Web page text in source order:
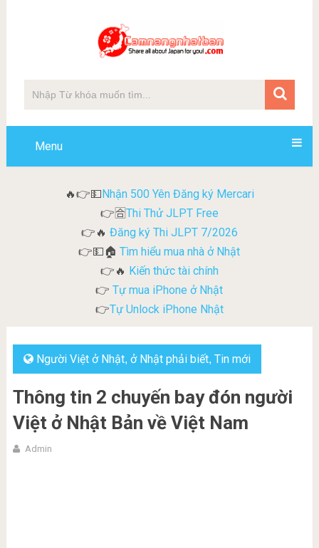
Menu
🔥👉💵Nhận 500 Yên Đăng ký Mercari
👉🈴Thi Thử JLPT Free
👉🔥 Đăng ký Thi JLPT 7/2026
👉💵🏠Tìm hiểu mua nhà ở Nhật
👉🔥 Kiến thức tài chính
👉 Tự mua iPhone ở Nhật
👉Tự Unlock iPhone Nhật
Người Việt ở Nhật, ở Nhật phải biết, Tin mới
Thông tin 2 chuyến bay đón người
Việt ở Nhật Bản về Việt Nam
Admin